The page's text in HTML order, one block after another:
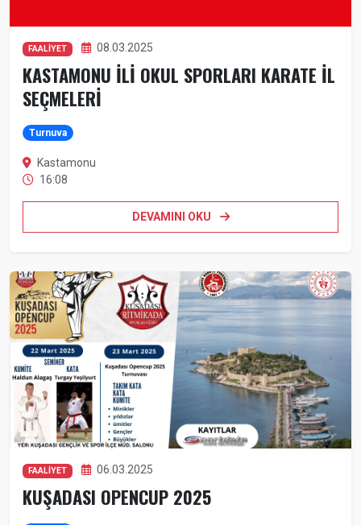
FAALİYET 08.03.2025
KASTAMONU İLİ OKUL SPORLARI KARATE İL
SEÇMELERİ
Turnuva
Kastamonu
16:08
DEVAMINI OKU
FAALİYET 06.03.2025
KUŞADASI OPENCUP 2025